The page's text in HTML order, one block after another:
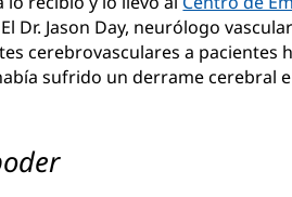
Dr. Jason Day, neurólogo
cerebrovasculares a pacientes
sufrido un derrame cerebral